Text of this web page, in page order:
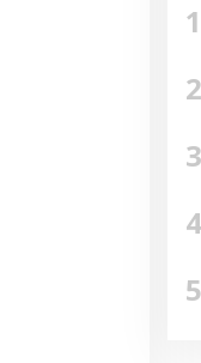
1
2
3
4
5